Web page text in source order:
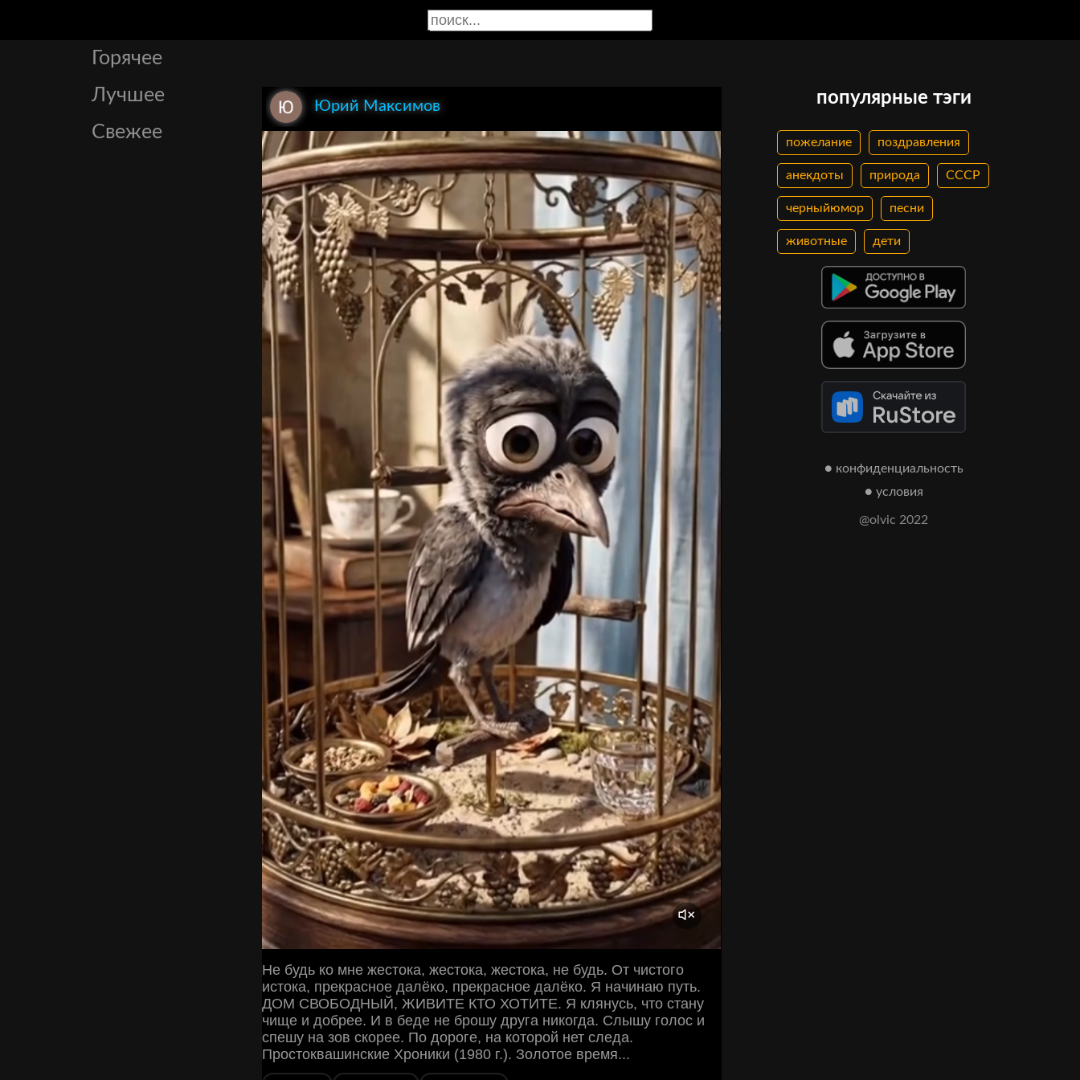
Горячее
Лучшее
Свежее
Юрий Максимов
Не будь ко мне жестока, жестока, жестока, не будь. От чистого
истока, прекрасное далёко, прекрасное далёко. Я начинаю путь.
ДОМ СВОБОДНЫЙ, ЖИВИТЕ КТО ХОТИТЕ. Я клянусь, что стану
чище и добрее. И в беде не брошу друга никогда. Слышу голос и
спешу на зов скорее. По дороге, на которой нет следа.
Простоквашинские Хроники (1980 г.). Золотое время...
популярные тэги
пожелание поздравления
анекдоты природа СССР
черныйюмор песни
животные дети
● конфиденциальность
● условия
@olvic 2022